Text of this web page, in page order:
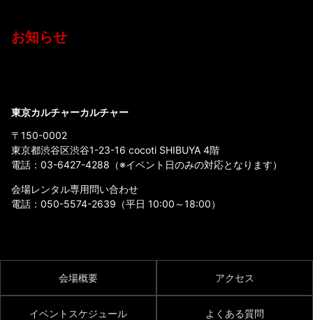
お知らせ
東京カルチャーカルチャー
〒150-0002
東京都渋谷区渋谷1-23-16 cocoti SHIBUYA 4階
電話： 03-6427-4288 （※イベント日のみの対応となります）
会場レンタル専用問い合わせ
電話： 050-5574-2639 （平日 10:00～18:00）
会場概要 アクセス
イベントスケジュール よくある質問